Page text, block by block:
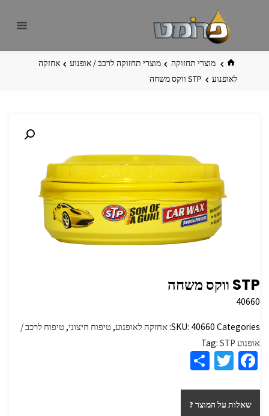
בית מוצרי תחזוקה מוצרי תחזוקה לרכב / אופנוע
אחזקה
לאופנוע
STP ווקס משחה
STP ווקס משחה
40660
SKU: 40660 Categories: אחזקה לאופנוע,טיפוח חיצוני,טיפוח לרכב /
אופנוע
Tag: STP
Fa
b
T
tt
arשאלות על המוצר ?